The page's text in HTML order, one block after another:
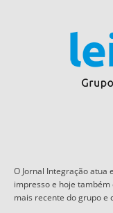
O Jornal Integração atua
impresso e hoje
mais recente do grupo e